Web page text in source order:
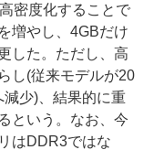
密度化することで
増やし、4GBだけ
した。ただし、高
し(従来モデルが20
少)、結果的に重
という。なお、今
はDDR3ではな